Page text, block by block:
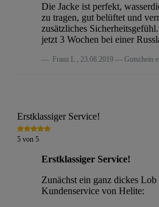
Die Jacke ist perfekt,
zu tragen, gut belüftet und
zusätzliches
jetzt 3 Wochen bei einer
Franz L , 23.08.2019 Gutschein
Erstklassiger Service!
5 von 5
Erstklassiger Service!
Zunächst ein ganz dickes Lob
Kundenservice von Helite: